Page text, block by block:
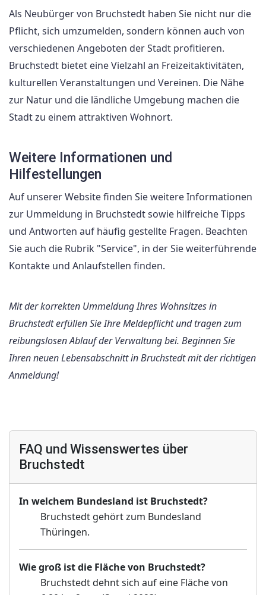
Als Neubürger von Bruchstedt haben Sie nicht nur die
Pflicht, sich umzumelden, sondern können auch von
verschiedenen Angeboten der Stadt profitieren.
Bruchstedt bietet eine Vielzahl an Freizeitaktivitäten,
kulturellen Veranstaltungen und Vereinen. Die Nähe
zur Natur und die ländliche Umgebung machen die
Stadt zu einem attraktiven Wohnort.
Weitere Informationen und
Hilfestellungen
Auf unserer Website finden Sie weitere Informationen
zur Ummeldung in Bruchstedt sowie hilfreiche Tipps
und Antworten auf häufig gestellte Fragen. Beachten
Sie auch die Rubrik "Service", in der Sie weiterführende
Kontakte und Anlaufstellen finden.
Mit der korrekten Ummeldung Ihres Wohnsitzes in
Bruchstedt erfüllen Sie Ihre Meldepflicht und tragen zum
reibungslosen Ablauf der Verwaltung bei. Beginnen Sie
Ihren neuen Lebensabschnitt in Bruchstedt mit der richtigen
Anmeldung!
FAQ und Wissenswertes über
Bruchstedt
In welchem Bundesland ist Bruchstedt?
Bruchstedt gehört zum Bundesland
Thüringen.
Wie groß ist die Fläche von Bruchstedt?
Bruchstedt dehnt sich auf eine Fläche von